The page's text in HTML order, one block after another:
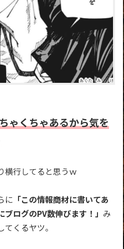
ゃくちゃあるから気を
横行してると思うｗ
に 「この情報商材に書いてあ
ログのPV数伸びます！」 み
くるヤツ。